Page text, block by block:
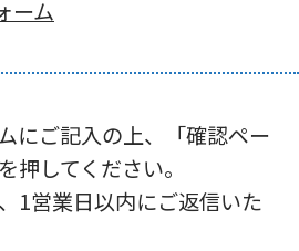
ーム
にご記入の上、「確認ペー
押してください。
1営業日以内にご返信いた